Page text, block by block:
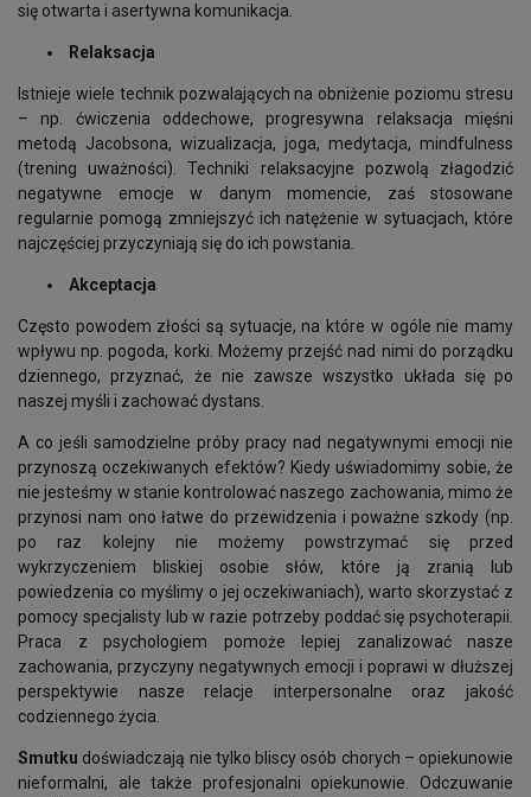
się otwarta i asertywna komunikacja.
Relaksacja
Istnieje wiele technik pozwalających na obniżenie poziomu stresu
– np. ćwiczenia oddechowe, progresywna relaksacja mięśni
metodą Jacobsona, wizualizacja, joga, medytacja, mindfulness
(trening uważności). Techniki relaksacyjne pozwolą złagodzić
negatywne emocje w danym momencie, zaś stosowane
regularnie pomogą zmniejszyć ich natężenie w sytuacjach, które
najczęściej przyczyniają się do ich powstania.
Akceptacja
Często powodem złości są sytuacje, na które w ogóle nie mamy
wpływu np. pogoda, korki. Możemy przejść nad nimi do porządku
dziennego, przyznać, że nie zawsze wszystko układa się po
naszej myśli i zachować dystans.
A co jeśli samodzielne próby pracy nad negatywnymi emocji nie
przynoszą oczekiwanych efektów? Kiedy uświadomimy sobie, że
nie jesteśmy w stanie kontrolować naszego zachowania, mimo że
przynosi nam ono łatwe do przewidzenia i poważne szkody (np.
po raz kolejny nie możemy powstrzymać się przed
wykrzyczeniem bliskiej osobie słów, które ją zranią lub
powiedzenia co myślimy o jej oczekiwaniach), warto skorzystać z
pomocy specjalisty lub w razie potrzeby poddać się psychoterapii.
Praca z psychologiem pomoże lepiej zanalizować nasze
zachowania, przyczyny negatywnych emocji i poprawi w dłuższej
perspektywie nasze relacje interpersonalne oraz jakość
codziennego życia.
Smutku doświadczają nie tylko bliscy osób chorych – opiekunowie
nieformalni, ale także profesjonalni opiekunowie. Odczuwanie